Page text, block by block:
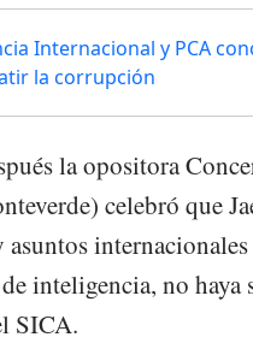
Internacional y PCA
la corrupción
la opositora
celebró que
inteligencia, no
SICA.